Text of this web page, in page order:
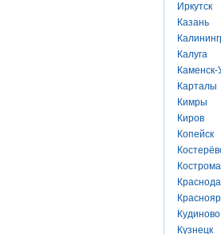
Иркутск
Казань
Калуга
Каменск-
Карталы
Кимры
Киров
Копейск
Кострома
Кузнецк